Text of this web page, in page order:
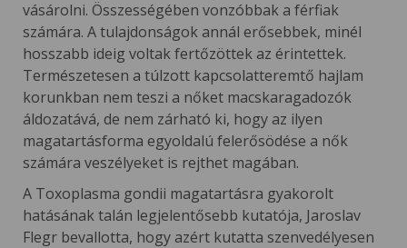
vásárolni. Összességében vonzóbbak a férfiak
számára. A tulajdonságok annál erősebbek, minél
hosszabb ideig voltak fertőzöttek az érintettek.
Természetesen a túlzott kapcsolatteremtő hajlam
korunkban nem teszi a nőket macskaragadozók
áldozatává, de nem zárható ki, hogy az ilyen
magatartásforma egyoldalú felerősödése a nők
számára veszélyeket is rejthet magában.
A Toxoplasma gondii magatartásra gyakorolt
hatásának talán legjelentősebb kutatója, Jaroslav
Flegr bevallotta, hogy azért kutatta szenvedélyesen